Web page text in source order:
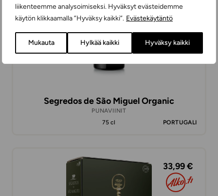
liikenteemme analysoimiseksi. Hyväksyt evästeidemme
käytön klikkaamalla ”Hyväksy kaikki”. Evästekäytäntö
Mukauta Hylkää kaikki Hyväksy kaikki
Segredos de São Miguel Organic
PUNAVIINIT
75 cl
PORTUGALI
33,99 €